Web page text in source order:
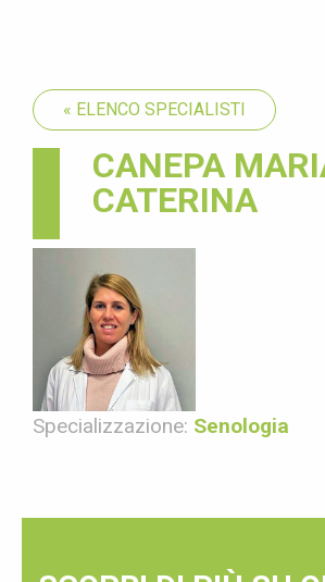
« ELENCO SPECIALISTI
CANEPA
CATERINA
Specializzazione: Senologia